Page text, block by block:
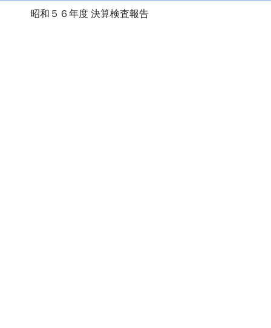
昭和５６年度 決算検査報告